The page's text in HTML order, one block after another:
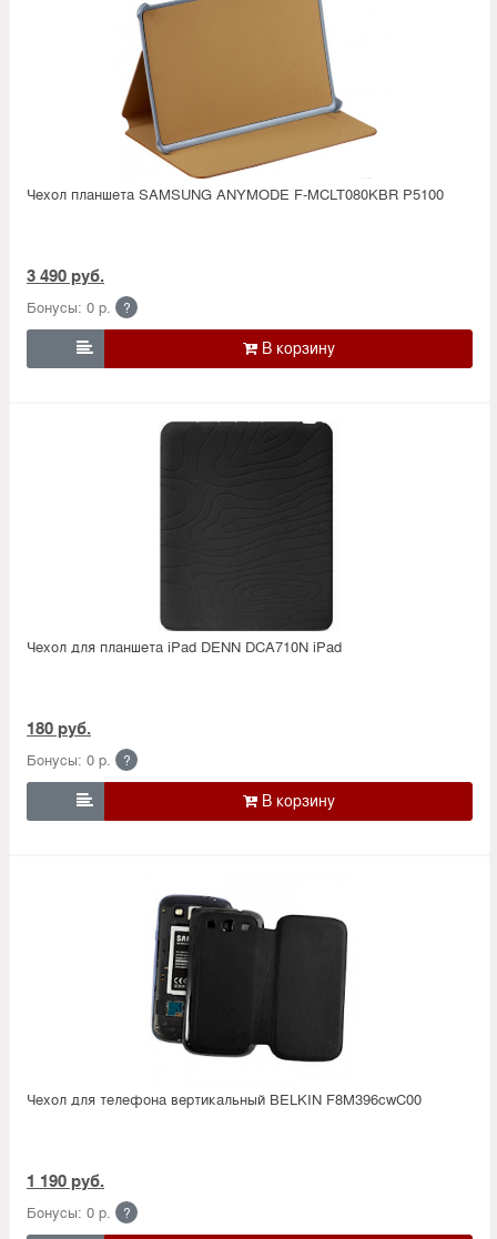
Чехол планшета SAMSUNG ANYMODE F-MCLT080KBR P5100
3 490 руб.
Бонусы: 0 р. ?

Чехол для планшета iPad DENN DCA710N iPad
180 руб.
Бонусы: 0 р. ?

Чехол для телефона вертикальный BELKIN F8M396cwC00
1 190 руб.
Бонусы: 0 р. ?